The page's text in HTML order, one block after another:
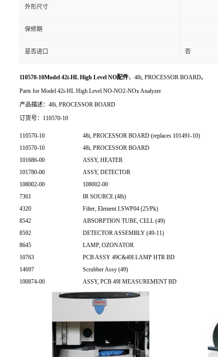
外形尺寸
保修期
是否进口 否
110570-10Model 42i-HL High Level NO配件，48i, PROCESSOR BOARD。
Parts for Model 42i-HL High Level NO-NO2-NOx Analyzer
产品描述：48i, PROCESSOR BOARD
订货号：110570-10
110570-10
48i, PROCESSOR BOARD (replaces 101491-10)
110570-10
48i, PROCESSOR BOARD
101686-00
ASSY, HEATER
101780-00
ASSY, DETECTOR
108002-00
108002-00
7361
IR SOURCE (48i)
4320
Filter, Element LSWP04 (25/Pk)
8542
ABSORPTION TUBE, CELL (49)
8592
DETECTOR ASSEMBLY (49-11)
8645
LAMP, OZONATOR
10763
PCB ASSY 49C&49I LAMP HTR BD
14697
Scrubber Assy (49)
100874-00
ASSY, PCB 49I MEASUREMENT BD